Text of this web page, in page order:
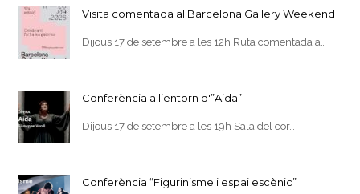
Visita comentada al Barcelona Gallery Weekend
Dijous 17 de setembre a les 12h Ruta comentada a…
Conferència a l’entorn d'”Aida”
Dijous 17 de setembre a les 19h Sala del cor…
Conferència “Figurinisme i espai escènic”